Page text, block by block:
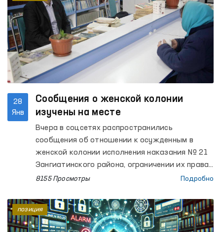
28
Янв
Сообщения о женской колонии
изучены на месте
Вчера в соцсетях распространились
сообщения об отношении к осужденным в
женской колонии исполнения наказания № 21
Зангиатинского района, ограничении их права
на получение медицинских услуг и отсутствии
факт был взят на контроль и сегодня изучен
сотрудниками Уполномоченного Олий Мажлиса
по правам человека (омбудсмана).
8155 Просмотры Подробно
позиция